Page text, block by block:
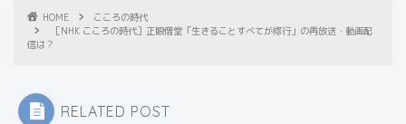
HOME
こころの時代
［NHK こころの時代］正眼僧堂「生きることすべてが修行」の再放送・動画配
信は？
RELATED POST